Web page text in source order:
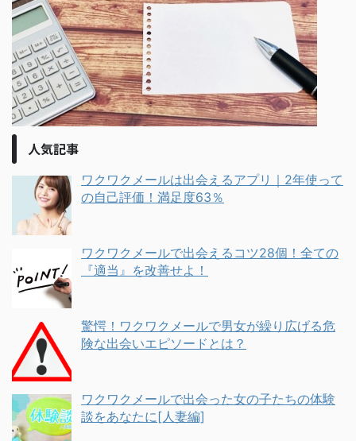
人気記事
ワクワクメールは出会えるアプリ｜2年使って
の自己評価！満足度63％
ワクワクメールで出会えるコツ28個！全ての
『適当』を改善せよ！
驚愕！ワクワクメールで男女が繰り広げる危
険な出会いエピソードとは？
ワクワクメールで出会った女の子たちの体験
談をあなたに[人妻編]